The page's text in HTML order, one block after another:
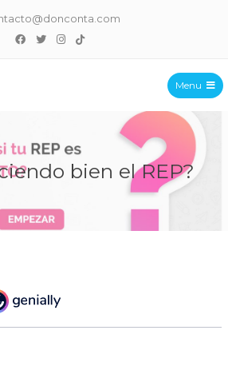
Menu
bien el REP?